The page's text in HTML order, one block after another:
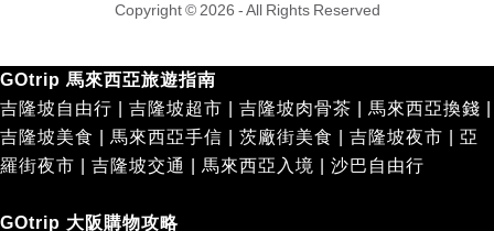
Copyright © 2026 - All Rights Reserved
GOtrip 馬來西亞旅遊指南
吉隆坡自由行
吉隆坡超市 吉隆坡肉骨茶 馬來西亞換錢
吉隆坡美食
馬來西亞手信 茨廠街美食 吉隆坡夜市
亞
羅街夜市
吉隆坡交通 馬來西亞入境 沙巴自由行
GOtrip 大阪購物攻略